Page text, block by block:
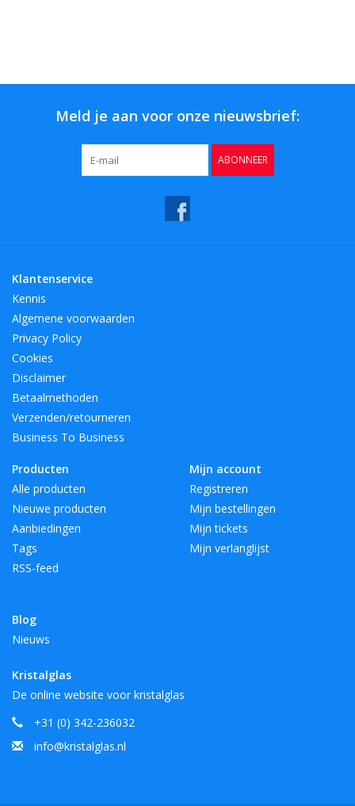
Meld je aan voor onze nieuwsbrief:
ABONNEER
Klantenservice
Kennis
Algemene voorwaarden
Privacy Policy
Cookies
Disclaimer
Betaalmethoden
Verzenden/retourneren
Business To Business
Producten
Alle producten
Nieuwe producten
Aanbiedingen
Tags
RSS-feed
Blog
Nieuws
Mijn account
Registreren
Mijn bestellingen
Mijn tickets
Mijn verlanglijst
Kristalglas
De online website voor kristalglas
+31 (0) 342-236032
info@kristalglas.nl